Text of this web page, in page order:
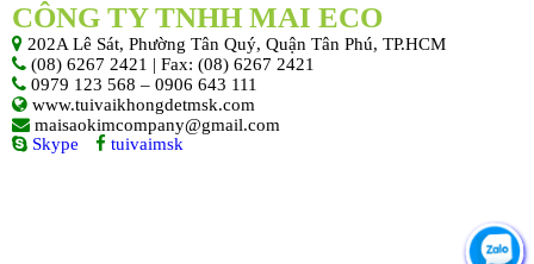
CÔNG TY TNHH MAI ECO
202A Lê Sát, Phường Tân Quý, Quận Tân Phú, TP.HCM
(08) 6267 2421 | Fax: (08) 6267 2421
0979 123 568 – 0906 643 111
www.tuivaikhongdetmsk.com
maisaokimcompany@gmail.com
Skype
tuivaimsk